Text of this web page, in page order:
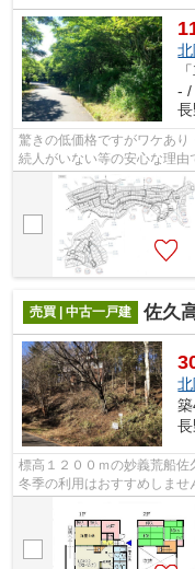
- /
驚きの低価格ですがワケあり
続人がいない等の安心な理
額２０万円以下で取得可能で
売買 | 中古一戸建 佐久
標高１２００ｍの妙義荒船
冬季の利用はおすすめしま